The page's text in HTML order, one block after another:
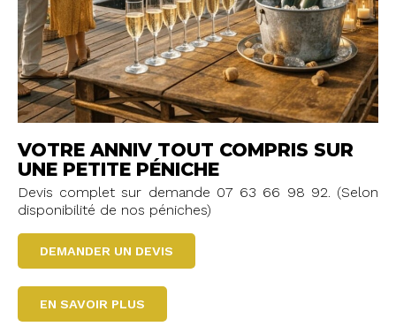
VOTRE ANNIV TOUT COMPRIS SUR
UNE PETITE PÉNICHE
Devis complet sur demande 07 63 66 98 92. (Selon
disponibilité de nos péniches)
DEMANDER UN DEVIS
EN SAVOIR PLUS